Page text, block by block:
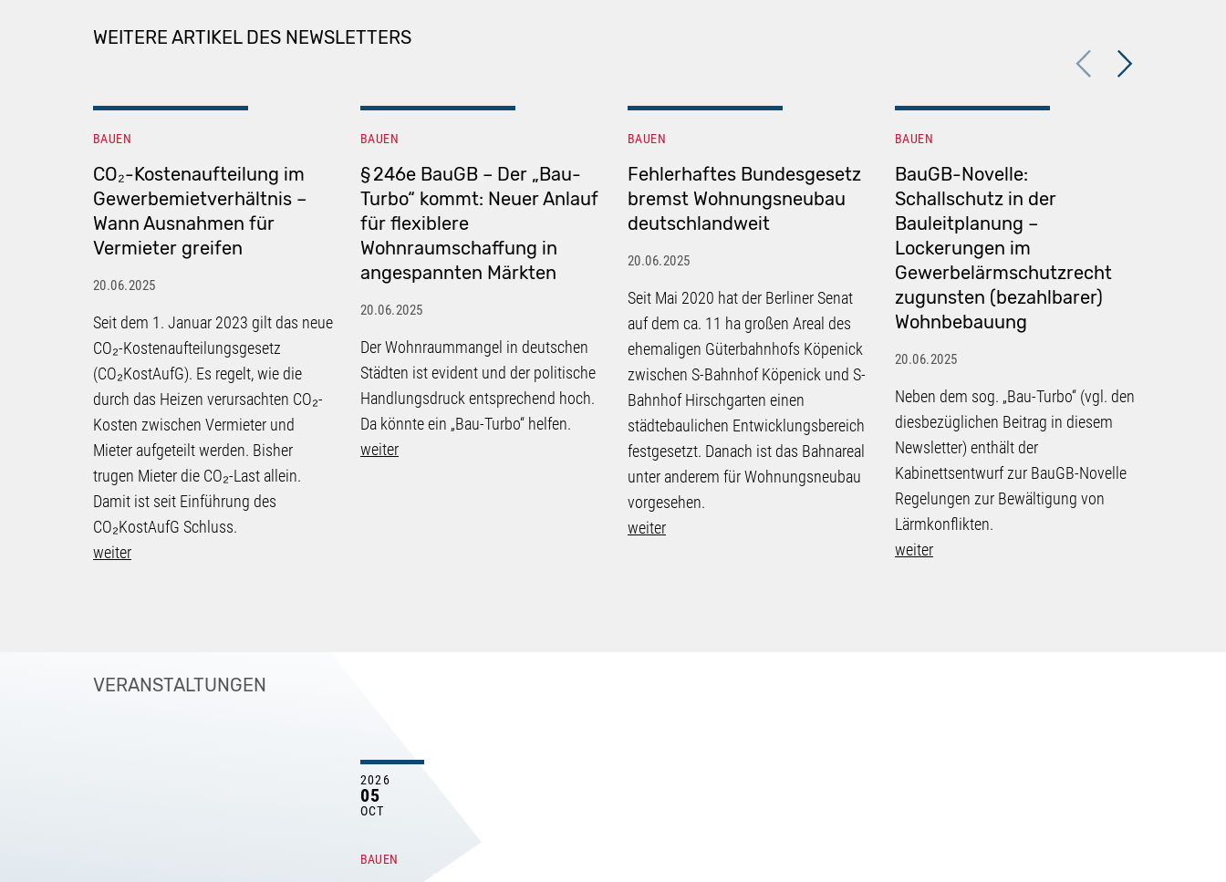
WEITERE ARTIKEL DES NEWSLETTERS
Previous
BAUEN
CO₂-Kostenaufteilung im
Gewerbemietverhältnis –
Wann Ausnahmen für
Vermieter greifen
20.06.2025
Seit dem 1. Januar 2023 gilt das neue
CO₂-Kostenaufteilungsgesetz
(CO₂KostAufG). Es regelt, wie die
durch das Heizen verursachten CO₂-
Kosten zwischen Vermieter und
Mieter aufgeteilt werden. Bisher
trugen Mieter die CO₂-Last allein.
Damit ist seit Einführung des
CO₂KostAufG Schluss.
weiter
BAUEN
§ 246e BauGB – Der „Bau-
Turbo“ kommt: Neuer Anlauf
für flexiblere
Wohnraumschaffung in
angespannten Märkten
20.06.2025
Der Wohnraummangel in deutschen
Städten ist evident und der politische
Handlungsdruck entsprechend hoch.
Da könnte ein „Bau-Turbo“ helfen.
weiter
BAUEN
Fehlerhaftes Bundesgesetz
bremst Wohnungsneubau
deutschlandweit
20.06.2025
Seit Mai 2020 hat der Berliner Senat
auf dem ca. 11 ha großen Areal des
ehemaligen Güterbahnhofs Köpenick
zwischen S-Bahnhof Köpenick und S-
Bahnhof Hirschgarten einen
städtebaulichen Entwicklungsbereich
festgesetzt. Danach ist das Bahnareal
unter anderem für Wohnungsneubau
vorgesehen.
weiter
BAUEN
BauGB-Novelle:
Schallschutz in der
Bauleitplanung –
Lockerungen im
Gewerbelärmschutzrecht
zugunsten (bezahlbarer)
Wohnbebauung
20.06.2025
Neben dem sog. „Bau-Turbo“ (vgl. den
diesbezüglichen Beitrag in diesem
Newsletter) enthält der
Kabinettsentwurf zur BauGB-Novelle
Regelungen zur Bewältigung von
Lärmkonflikten.
weiter
Next
VERANSTALTUNGEN
2026
05
OCT
BAUEN